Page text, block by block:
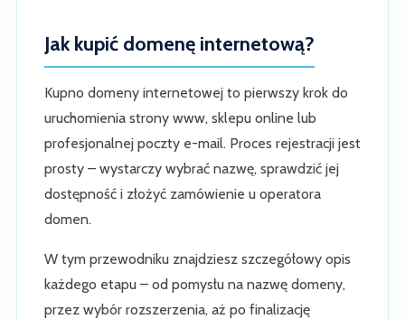
Jak kupić domenę internetową?
Kupno domeny internetowej to pierwszy krok do
uruchomienia strony www, sklepu online lub
profesjonalnej poczty e-mail. Proces rejestracji jest
prosty – wystarczy wybrać nazwę, sprawdzić jej
dostępność i złożyć zamówienie u operatora
domen.
W tym przewodniku znajdziesz szczegółowy opis
każdego etapu – od pomysłu na nazwę domeny,
przez wybór rozszerzenia, aż po finalizację